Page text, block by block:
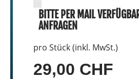
BITTE PER MAIL
ANFRAGEN
pro Stück (inkl. MwSt.)
29,00 CHF